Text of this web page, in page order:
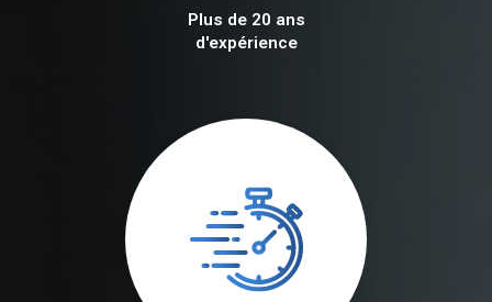
Plus de 20 ans
d'expérience